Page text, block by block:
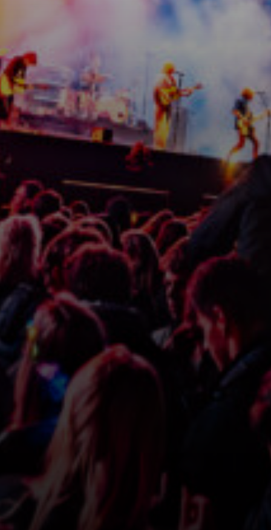
Line-up
Ontdek het programma
Festival info
Alles wat je zou willen weten
Buspendel
Stap in en laat je rijden!
Updates
Nieuws en Media Plaatjes kijken
Sponsoren
Zonder zou Oerrock onmogelijk zijn
Play - Offs
De bandwedstrijd van Nederland!